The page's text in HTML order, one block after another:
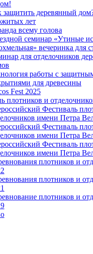
защитить деревянный
лет
всему голова
семинар «Утиные
вечеринка для
для отделочников
работы с
для древесины
Fest 2025
плотников и
Фестиваль
имени Петра
Фестиваль
имени Петра
Фестиваль
имени Петра
плотников и
плотников и
плотников и